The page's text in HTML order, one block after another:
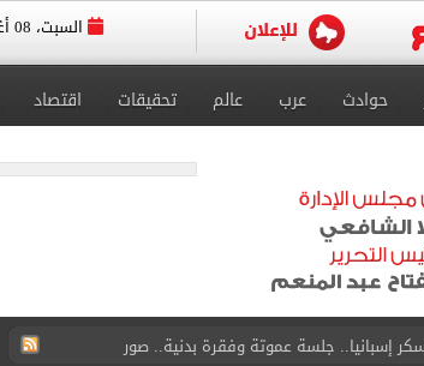
السبت، 08 أغسطس 2026
حوادث عرب عالم تحقيقات اقتصاد
شخص لا يجعله مسؤولًا عن الجرائم المرتكبة به